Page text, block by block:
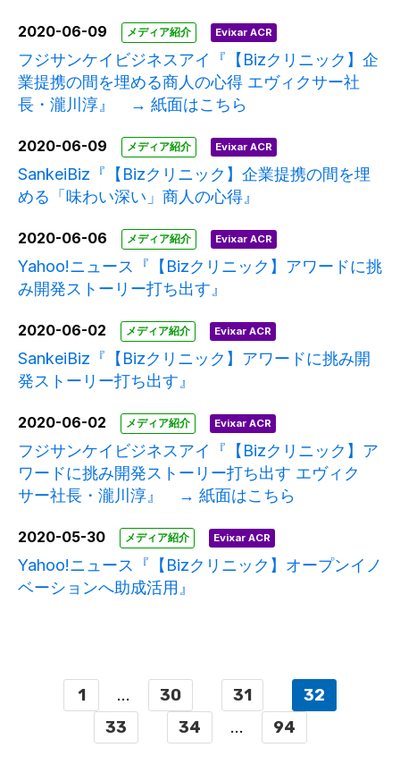
2020-06-09 メディア紹介 Evixar ACR
フジサンケイビジネスアイ『【Bizクリニック】企
業提携の間を埋める商人の心得 エヴィクサー社
長・瀧川淳』 → 紙面はこちら
2020-06-09 メディア紹介 Evixar ACR
SankeiBiz『【Bizクリニック】企業提携の間を埋
める「味わい深い」商人の心得』
2020-06-06 メディア紹介 Evixar ACR
Yahoo!ニュース『【Bizクリニック】アワードに挑
み開発ストーリー打ち出す』
2020-06-02 メディア紹介 Evixar ACR
SankeiBiz『【Bizクリニック】アワードに挑み開
発ストーリー打ち出す』
2020-06-02 メディア紹介 Evixar ACR
フジサンケイビジネスアイ『【Bizクリニック】ア
ワードに挑み開発ストーリー打ち出す エヴィク
サー社長・瀧川淳』 → 紙面はこちら
2020-05-30 メディア紹介 Evixar ACR
Yahoo!ニュース『【Bizクリニック】オープンイノ
ベーションへ助成活用』
1 ... 30 31
32
33
34 ... 94